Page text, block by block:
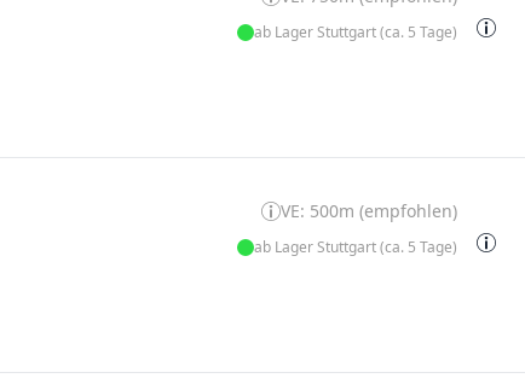
ab Lager Stuttgart (ca. 5 Tage)
VE: 500m (empfohlen)
ab Lager Stuttgart (ca. 5 Tage)